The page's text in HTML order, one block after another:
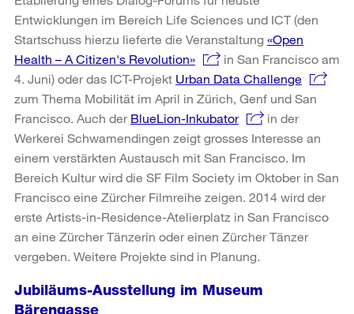
Entwicklungen im Bereich Life Sciences und ICT (den
Startschuss hierzu lieferte die Veranstaltung «Open
Health – A Citizen's Revolution»
in San Francisco am
4. Juni) oder das ICT-Projekt Urban Data Challenge
zum Thema Mobilität im April in Zürich, Genf und San
Francisco. Auch der BlueLion-Inkubator
in der
Werkerei Schwamendingen zeigt grosses Interesse an
einem verstärkten Austausch mit San Francisco. Im
Bereich Kultur wird die SF Film Society im Oktober in San
Francisco eine Zürcher Filmreihe zeigen. 2014 wird der
erste Artists-in-Residence-Atelierplatz in San Francisco
an eine Zürcher Tänzerin oder einen Zürcher Tänzer
vergeben. Weitere Projekte sind in Planung.
Jubiläums-Ausstellung im Museum
Bärengasse